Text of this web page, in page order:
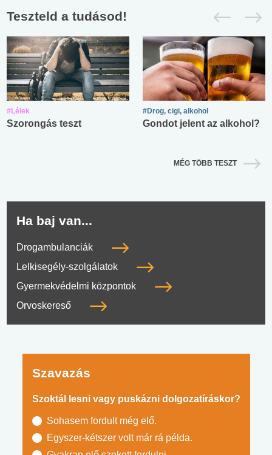
Teszteld a tudásod!
#Lélek
Szorongás teszt
#Drog, cigi, alkohol
Gondot jelent az alkohol?
MÉG TÖBB TESZT
Ha baj van...
Drogambulanciák
Lelkisegély-szolgálatok
Gyermekvédelmi központok
Orvoskereső
Szavazás
Szoktál lesni vagy puskázni dolgozatíráskor?
Sohasem fordult még elő.
Egyszer-kétszer volt már rá példa.